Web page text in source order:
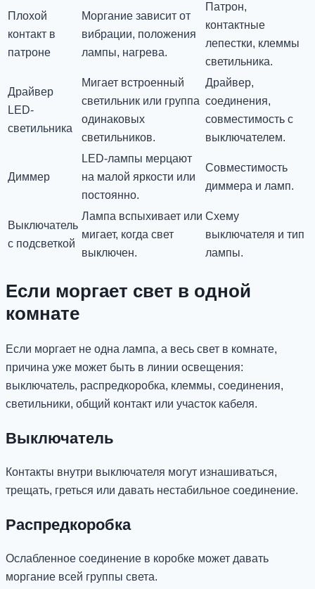
Плохой
контакт в
патроне
Моргание зависит от
вибрации, положения
лампы, нагрева.
Патрон,
контактные
лепестки, клеммы
светильника.
Драйвер
LED-
светильника
Мигает встроенный
светильник или группа
одинаковых
светильников.
Драйвер,
соединения,
совместимость с
выключателем.
Диммер
LED-лампы мерцают
на малой яркости или
постоянно.
Совместимость
диммера и ламп.
Выключатель
с подсветкой
Лампа вспыхивает или
мигает, когда свет
выключен.
Схему
выключателя и тип
лампы.
Если моргает свет в одной
комнате
Если моргает не одна лампа, а весь свет в комнате,
причина уже может быть в линии освещения:
выключатель, распредкоробка, клеммы, соединения,
светильники, общий контакт или участок кабеля.
Выключатель
Контакты внутри выключателя могут изнашиваться,
трещать, греться или давать нестабильное соединение.
Распредкоробка
Ослабленное соединение в коробке может давать
моргание всей группы света.